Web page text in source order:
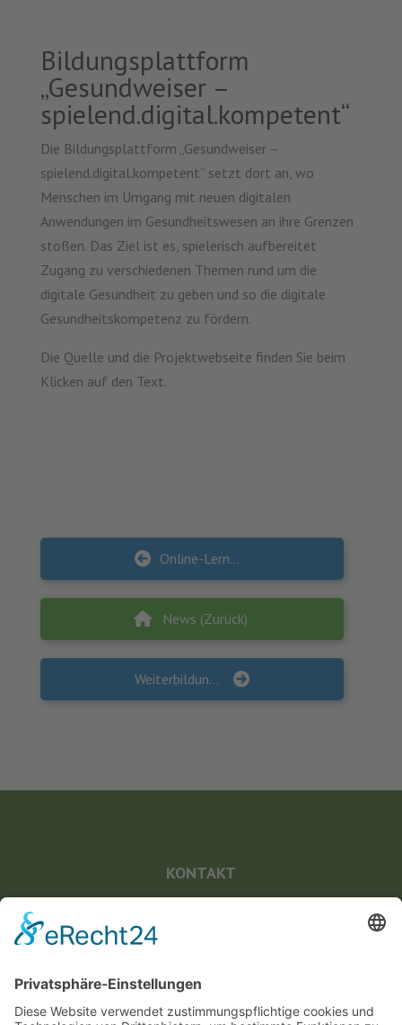
Bildungsplattform
„Gesundweiser –
spielend.digital.kompetent“
Die Bildungsplattform „Gesundweiser –
spielend.digital.kompetent“ setzt dort an, wo
Menschen im Umgang mit neuen digitalen
Anwendungen im Gesundheitswesen an ihre Grenzen
stoßen. Das Ziel ist es, spielerisch aufbereitet
Zugang zu verschiedenen Themen rund um die
digitale Gesundheit zu geben und so die digitale
Gesundheitskompetenz zu fördern.
Die Quelle und die Projektwebseite finden Sie beim
Klicken auf den Text.
Online-Lernwerkstatt “Grundlagen der Kriterien für gute Praxis”
News (Zurück)
Weiterbildung “Kommunale Gesundheitsmoderation” – Durchgang 1/2023
KONTAKT
Landesvereinigung für Gesundheitsförderung
Mecklenburg-Vorpommern e. V.
19053 Schwerin
info@lvg-mv.de